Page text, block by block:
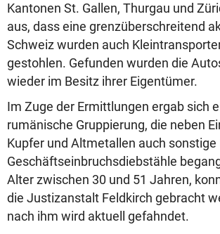
Kantonen St. Gallen, Thurgau und
aus, dass eine grenzüberschreitend
Schweiz wurden auch
gestohlen. Gefunden wurden die
wieder im Besitz ihrer Eigentümer.
Im Zuge der Ermittlungen ergab sich
rumänische Gruppierung, die neben
Kupfer und Altmetallen auch sonstige
Geschäftseinbruchsdiebstähle
Alter zwischen 30 und 51 Jahren,
die Justizanstalt Feldkirch gebracht
nach ihm wird aktuell gefahndet.